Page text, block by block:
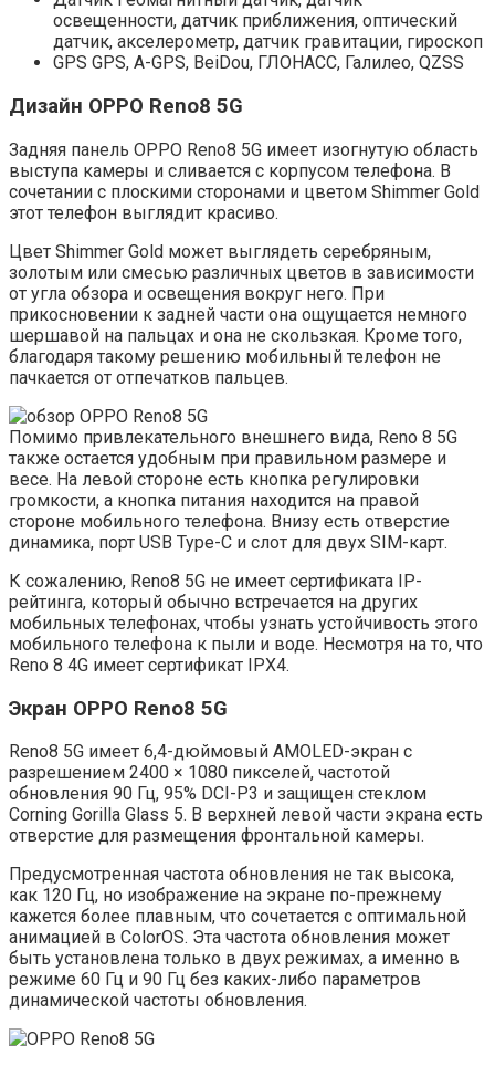
освещенности, датчик приближения, оптический
датчик, акселерометр, датчик гравитации, гироскоп
GPS GPS, A-GPS, BeiDou, ГЛОНАСС, Галилео, QZSS
Дизайн OPPO Reno8 5G
Задняя панель OPPO Reno8 5G имеет изогнутую область
выступа камеры и сливается с корпусом телефона. В
сочетании с плоскими сторонами и цветом Shimmer Gold
этот телефон выглядит красиво.
Цвет Shimmer Gold может выглядеть серебряным,
золотым или смесью различных цветов в зависимости
от угла обзора и освещения вокруг него. При
прикосновении к задней части она ощущается немного
шершавой на пальцах и она не скользкая. Кроме того,
благодаря такому решению мобильный телефон не
пачкается от отпечатков пальцев.
Помимо привлекательного внешнего вида, Reno 8 5G
также остается удобным при правильном размере и
весе. На левой стороне есть кнопка регулировки
громкости, а кнопка питания находится на правой
стороне мобильного телефона. Внизу есть отверстие
динамика, порт USB Type-C и слот для двух SIM-карт.
К сожалению, Reno8 5G не имеет сертификата IP-
рейтинга, который обычно встречается на других
мобильных телефонах, чтобы узнать устойчивость этого
мобильного телефона к пыли и воде. Несмотря на то, что
Reno 8 4G имеет сертификат IPX4.
Экран OPPO Reno8 5G
Reno8 5G имеет 6,4-дюймовый AMOLED-экран с
разрешением 2400 × 1080 пикселей, частотой
обновления 90 Гц, 95% DCI-P3 и защищен стеклом
Corning Gorilla Glass 5. В верхней левой части экрана есть
отверстие для размещения фронтальной камеры.
Предусмотренная частота обновления не так высока,
как 120 Гц, но изображение на экране по-прежнему
кажется более плавным, что сочетается с оптимальной
анимацией в ColorOS. Эта частота обновления может
быть установлена ​​только в двух режимах, а именно в
режиме 60 Гц и 90 Гц без каких-либо параметров
динамической частоты обновления.